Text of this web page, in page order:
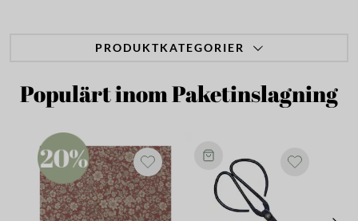
PRODUKTKATEGORIER
Populärt inom Paketinslagning